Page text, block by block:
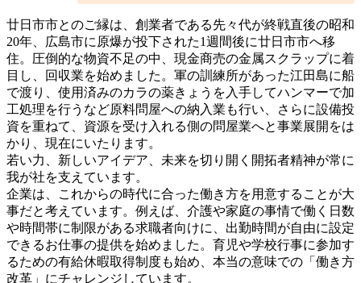
廿日市市とのご縁は、創業者である先々代が終戦直後の昭和
20年、広島市に原爆が投下された1週間後に廿日市市へ移
住。圧倒的な物資不足の中、現金商売の金属スクラップに着
目し、回収業を始めました。軍の訓練所があった江田島に船
で渡り、使用済みのカラの薬きょうを入手してハンマーで加
工処理を行うなど原料問屋への納入業も行い、さらに設備投
資を重ねて、資源を受け入れる側の問屋業へと事業展開をは
かり、現在にいたります。
若い力、新しいアイデア、未来を切り開く開拓者精神が常に
我が社を支えています。
企業は、これからの時代に合った働き方を用意することが大
事だと考えています。例えば、介護や家庭の事情で働く日数
や時間帯に制限がある求職者向けに、出勤時間が自由に設定
できるお仕事の提供を始めました。育児や学校行事に参加す
るための有給休暇取得制度も始め、本当の意味での「働き方
改革」にチャレンジしています。